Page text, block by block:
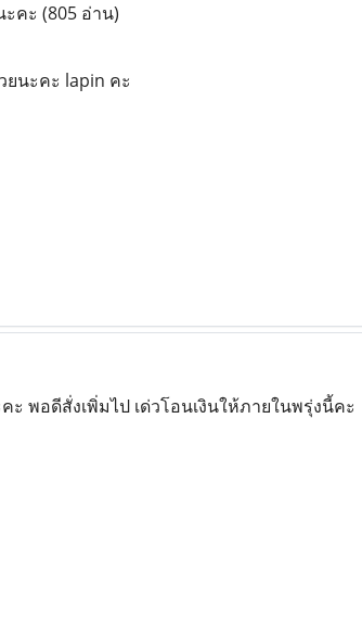
ะคะ (805 อ่าน)
ยนะคะ lapin คะ
พอดีสั่งเพิ่มไป เด่วโอนเงินให้ภายในพรุ่งนี้คะ